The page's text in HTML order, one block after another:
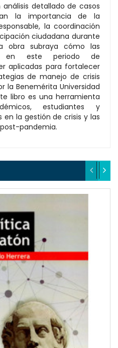
detallado de casos
la importancia de la
la coordinación
ciudadana durante
obra subraya cómo las
en este periodo de
aplicadas para fortalecer
de manejo de crisis
la Benemérita Universidad
libro es una herramienta
estudiantes y
en la gestión de crisis y las
pandemia.
QUICKVIEW
WISHLIST